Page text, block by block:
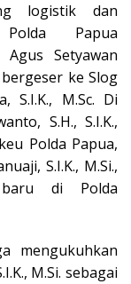
logistik dan
Papua
Setyawan
bergeser ke Slog
S.I.K., M.Sc. Di
S.H., S.I.K.,
Polda Papua,
S.I.K., M.Si.,
baru di Polda
mengukuhkan
M.Si. sebagai